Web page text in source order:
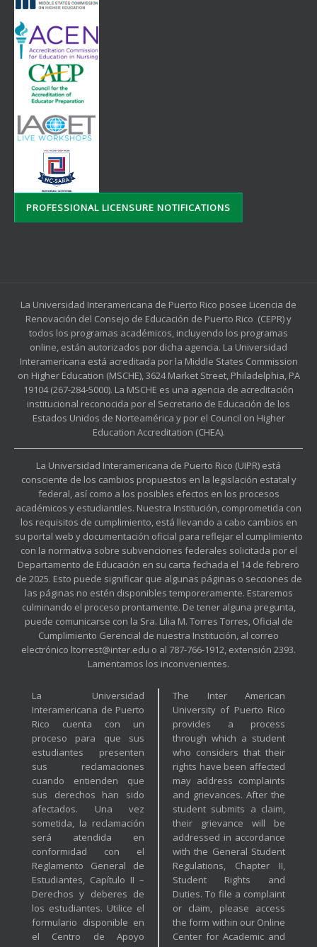
PROFESSIONAL LICENSURE NOTIFICATIONS
La Universidad Interamericana de Puerto Rico posee Licencia de
Renovación del Consejo de Educación de Puerto Rico (CEPR) y
todos los programas académicos, incluyendo los programas
online, están autorizados por dicha agencia. La Universidad
Interamericana está acreditada por la Middle States Commission
on Higher Education (MSCHE), 3624 Market Street, Philadelphia, PA
19104 (267-284-5000). La MSCHE es una agencia de acreditación
institucional reconocida por el Secretario de Educación de los
Estados Unidos de Norteamérica y por el Council on Higher
Education Accreditation (CHEA).
La Universidad Interamericana de Puerto Rico (UIPR) está
consciente de los cambios propuestos en la legislación estatal y
federal, así como a los posibles efectos en los procesos
académicos y estudiantiles. Nuestra Institución, comprometida con
los requisitos de cumplimiento, está llevando a cabo cambios en
su portal web y documentación oficial para reflejar el cumplimiento
con la normativa sobre subvenciones federales solicitada por el
Departamento de Educación en su carta fechada el 14 de febrero
de 2025. Esto puede significar que algunas páginas o secciones de
las páginas no estén disponibles temporeramente. Estaremos
culminando el proceso prontamente. De tener alguna pregunta,
puede comunicarse con la Sra. Lilia M. Torres Torres, Oficial de
Cumplimiento Gerencial de nuestra Institución, al correo
electrónico ltorrest@inter.edu o al 787-766-1912, extensión 2393.
Lamentamos los inconvenientes.
La Universidad
Interamericana de Puerto
Rico cuenta con un
proceso para que sus
estudiantes presenten
sus reclamaciones
cuando entienden que
sus derechos han sido
afectados. Una vez
sometida, la reclamación
será atendida en
conformidad con el
Reglamento General de
Estudiantes, Capítulo II –
Derechos y deberes de
los estudiantes. Utilice el
formulario disponible en
el Centro de Apoyo
The Inter American
University of Puerto Rico
provides a process
through which a student
who considers that their
rights have been affected
may address complaints
and grievances. After the
student submits a claim,
their grievance will be
addressed in accordance
with the General Student
Regulations, Chapter II,
Student Rights and
Duties. To file a complaint
or claim, please access
the form within our Online
Center for Academic and